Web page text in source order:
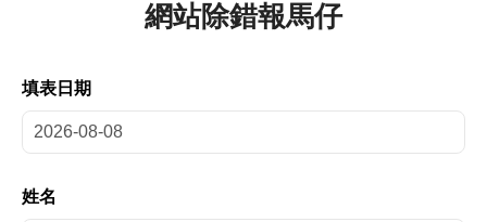
網站除錯報馬仔
填表日期
姓名